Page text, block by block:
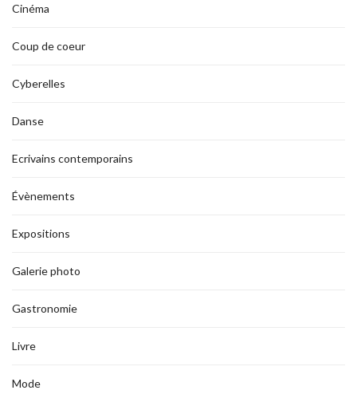
Cinéma
Coup de coeur
Cyberelles
Danse
Ecrivains contemporains
Évènements
Expositions
Galerie photo
Gastronomie
Livre
Mode